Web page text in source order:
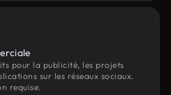
pour la publicité, les projets
sur les réseaux sociaux.
requise.